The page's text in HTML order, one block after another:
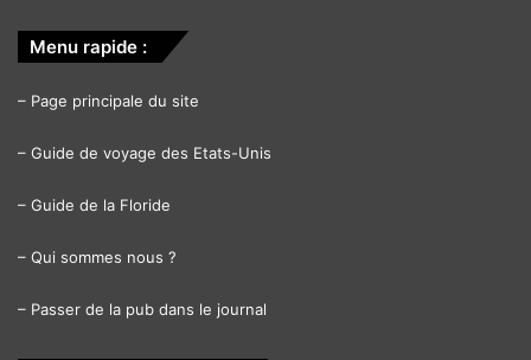
Menu rapide :
– Page principale du site
– Guide de voyage des Etats-Unis
– Guide de la Floride
– Qui sommes nous ?
– Passer de la pub dans le journal